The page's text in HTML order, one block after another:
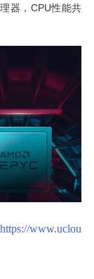
器， CPU性能共
https://www.uclou